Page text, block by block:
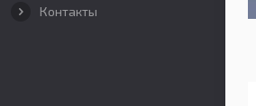
Контакты